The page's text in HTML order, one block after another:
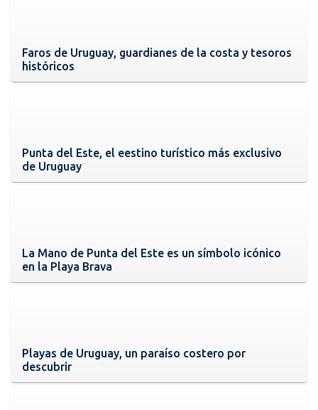
Faros de Uruguay, guardianes de la costa y tesoros
históricos
Punta del Este, el eestino turístico más exclusivo
de Uruguay
La Mano de Punta del Este es un símbolo icónico
en la Playa Brava
Playas de Uruguay, un paraíso costero por
descubrir